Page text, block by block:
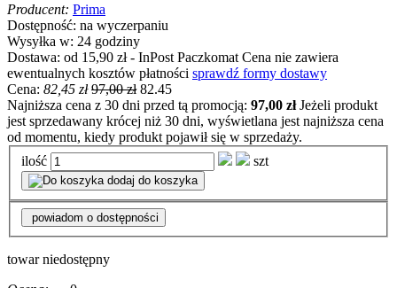
Producent: Prima
Dostępność: na wyczerpaniu
Wysyłka w: 24 godziny
Dostawa: od 15,90 zł - InPost Paczkomat Cena nie zawiera
ewentualnych kosztów płatności sprawdź formy dostawy
Cena: 82,45 zł 97,00 zł 82.45
Najniższa cena z 30 dni przed tą promocją: 97,00 złJeżeli produkt
jest sprzedawany krócej niż 30 dni, wyświetlana jest najniższa cena
od momentu, kiedy produkt pojawił się w sprzedaży.
ilość
szt
dodaj do koszyka
powiadom o dostępności
towar niedostępny